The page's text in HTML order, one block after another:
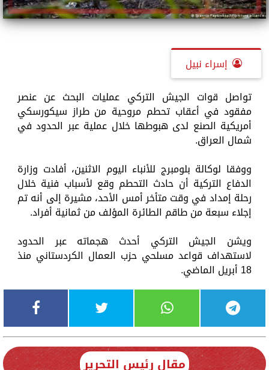
إسراء نبيل
تواصل قوات الجيش التركي عمليات البحث عن عنصر
مفقود في أعقاب تحطم مروحية من طراز سيكورسكي
أمريكية الصنع لدى هبوطها خلال عملية عبر الحدود في
شمال العراق.
ووفقا لوكالة بلومبرج للأنباء اليوم الاثنين، أفادت وزارة
الدفاع التركية أن حادث التحطم وقع لأسباب فنية خلال
رحلة إمداد في وقت متأخر أمس الأحد، مشيرة إلى أنه تم
إجلاء سبعة من طاقم الطائرة المؤلف من ثمانية أفراد.
ويشن الجيش التركي أحدث هجماته عبر الحدود
لاستهداف قواعد مسلحي حزب العمال الكردستاني منذ
18 أبريل الماضي.
مقال رئيس التحرير